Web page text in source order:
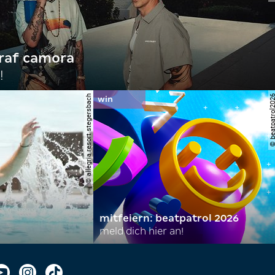
camora
© allegria resort stegersbach ©
mitfeiern: beatpatrol 2026
meld dich hier an!